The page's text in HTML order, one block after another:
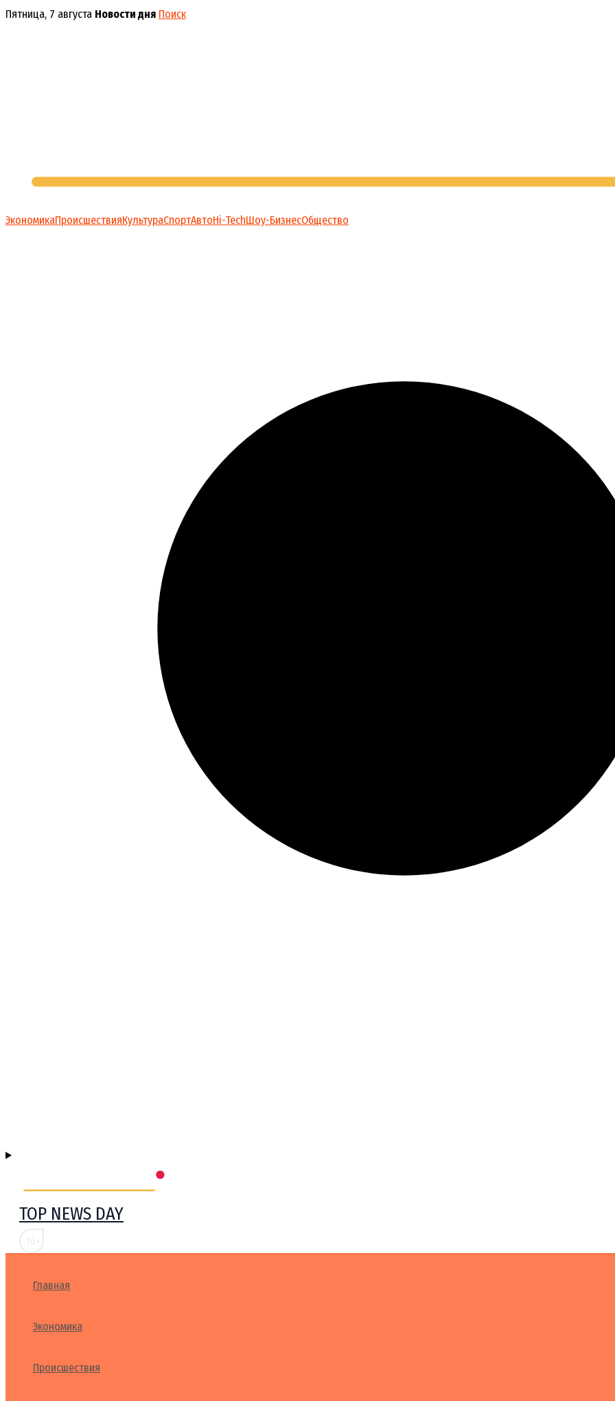
Перейти
Пятница, 7 августа Новости дня Поиск
ЭкономикаПроисшествияКультураСпортАвтоHi-TechШоу-БизнесОбщество
TOP NEWS DAY
Главная
Экономика
Происшествия